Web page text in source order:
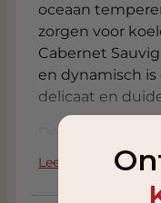
oceaan
zorgen voor
Cabernet
en dynamisch is
delicaat en
De VIK is het
76% Cabernet
Franc. De
zeer
Lees meer